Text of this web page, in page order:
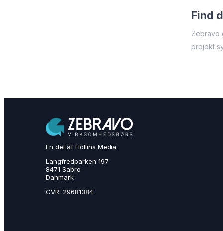
Find
Zebravo
projekt
En del af Hollins Media
Langfredparken 197
8471 Sabro
Danmark
CVR: 29681384